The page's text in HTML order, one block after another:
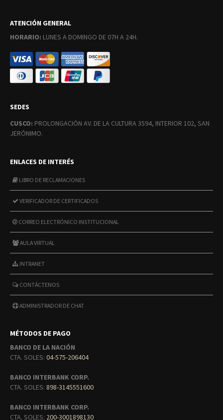
ATENCIÓN GENERAL
HORARIO: LUNES A DOMINGO DE 07H A 24H.
SEDES
CUSCO: PROLONGACIÓN AV. DE LA CULTURA 3594, INTERIOR 102, SAN
JERÓNIMO.
ENLACES DE INTERÉS
LIBRO DE RECLAMACIONES
VERIFICADOR DE CERTIFICADOS
CORREO ELECTRÓNICO INSTITUCIONAL
AULA VIRTUAL
INTRANET
CONTÁCTENOS
ADMINISTRADOR DE CHAT
MÉTODOS DE PAGO
BANCO DE LA NACIÓN
CTA. SOLES: 04-575-206404
BANCO INTERBANK CORP.
CTA. SOLES: 898-3145551600
BANCO INTERBANK CORP.
CTA. SOLES: 200-3001898130